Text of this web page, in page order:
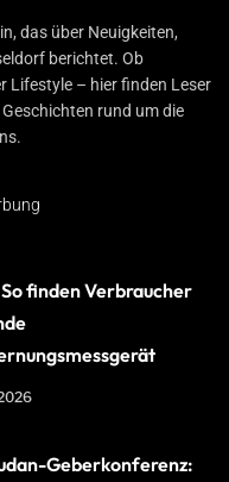
das über Neuigkeiten,
berichtet. Ob
Lifestyle – hier finden Leser
rund um die
finden Verbraucher
Geberkonferenz: